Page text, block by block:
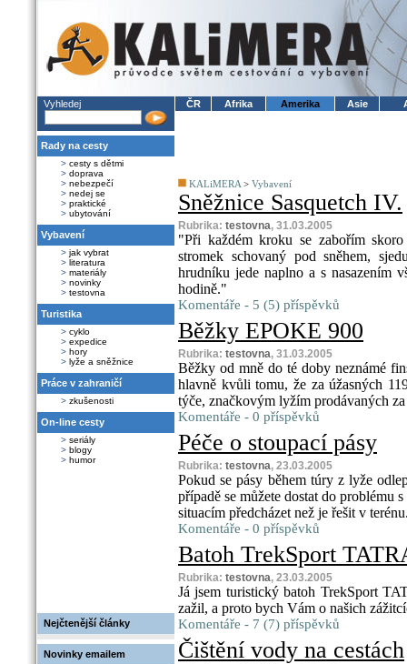
Vyhledej
Rady na cesty
> cesty s dětmi
> doprava
> nebezpečí
> nedej se
> praktické
> ubytování
Vybavení
> jak vybrat
> literatura
> materiály
> novinky
> testovna
Turistika
> cyklo
> expedice
> hory
> lyže a sněžnice
Práce v zahraničí
> zkušenosti
On-line cesty
> seriály
> blogy
> humor
Nejčtenější články
Novinky emailem
ČR Afrika Amerika Asie
KALiMERA > Vybavení
Sněžnice Sasquetch IV.
Rubrika: testovna, 31.03.2005
"Při každém kroku se zabořím
stromek schovaný pod sněhem,
hrudníku jede naplno a s nasazením
hodině."
Komentáře - 5 (5) příspěvků
Běžky EPOKE 900
Rubrika: testovna, 31.03.2005
Běžky od mně do té doby neznámé
hlavně kvůli tomu, že za úžasných
týče, značkovým lyžím prodávaných
Komentáře - 0 příspěvků
Péče o stoupací pásy
Rubrika: testovna, 23.03.2005
Pokud se pásy během túry z lyže
případě se můžete dostat do problému
situacím předcházet než je řešit v
Komentáře - 0 příspěvků
Batoh TrekSport
Rubrika: testovna, 23.03.2005
Já jsem turistický batoh TrekSport
zažil, a proto bych Vám o našich
Komentáře - 7 (7) příspěvků
Čištění vody na cestách